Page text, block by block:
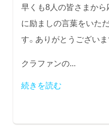
早くも8人の皆さまから
に励ましの言葉をいた
す。ありがとうございま
クラファンの...
続きを読む